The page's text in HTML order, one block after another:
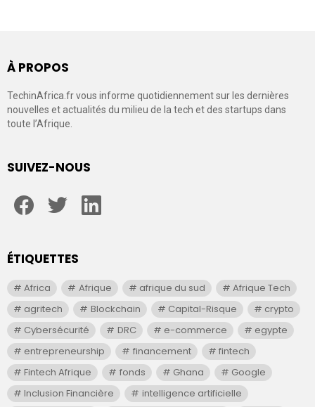
À PROPOS
TechinAfrica.fr vous informe quotidiennement sur les dernières
nouvelles et actualités du milieu de la tech et des startups dans
toute l’Afrique.
SUIVEZ-NOUS
ÉTIQUETTES
Africa Afrique afrique du sud
Afrique Tech
agritech
Blockchain Capital-Risque
crypto
Cybersécurité
DRC e-commerce
egypte
entrepreneurship
financement
fintech
Fintech Afrique
fonds Ghana
Google
Inclusion Financière
intelligence artificielle